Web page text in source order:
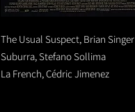
The Usual Suspect, Brian Singer
Suburra, Stefano Sollima
La French, Cédric Jimenez